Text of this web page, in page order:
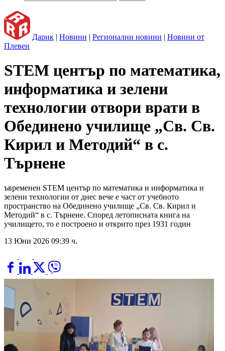
Дарик | Новини | Регионални новини | Новини от
Плевен
STEM център по математика,
информатика и зелени
технологии отвори врати в
Обединено училище „Св. Св.
Кирил и Методий“ в с.
Търнене
ъвременен STEM център по математика и информатика и
зелени технологии от днес вече е част от учебното
пространство на Обединено училище „Св. Св. Кирил и
Методий“ в с. Търнене. Според летописната книга на
училището, то е построено и открито през 1931 годин
13 Юни 2026 09:39 ч.